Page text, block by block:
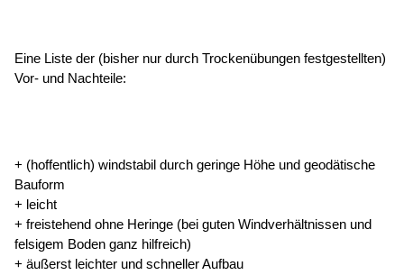
Eine Liste der (bisher nur durch Trockenübungen festgestellten)
Vor- und Nachteile:
+ (hoffentlich) windstabil durch geringe Höhe und geodätische
Bauform
+ leicht
+ freistehend ohne Heringe (bei guten Windverhältnissen und
felsigem Boden ganz hilfreich)
+ äußerst leichter und schneller Aufbau